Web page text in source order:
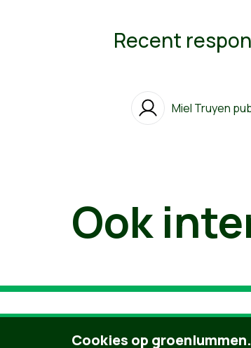
Recent
Miel Truyen
Ook
Cookies op